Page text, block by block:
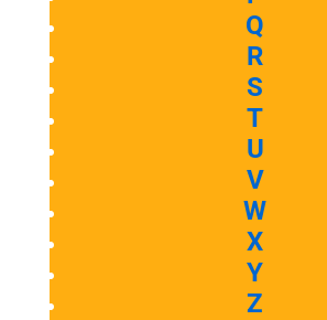
Q
R
S
T
U
V
W
X
Y
Z